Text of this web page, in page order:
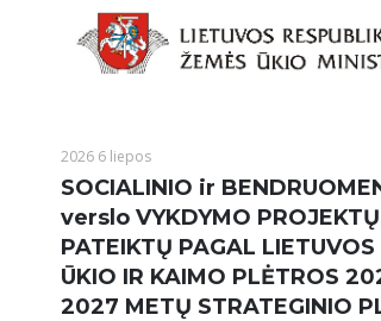
2026 6 liepos
SOCIALINIO ir
verslo VYKDYMO
PATEIKTŲ PAGAL LIETUVOS
ŪKIO IR KAIMO PLĖTROS
2027 METŲ STRATEGINIO